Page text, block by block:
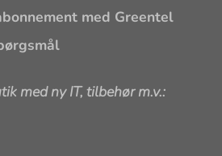
med Greentel
med ny IT, tilbehør m.v.: